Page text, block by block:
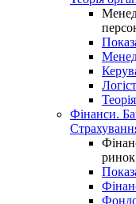
Фінанси.